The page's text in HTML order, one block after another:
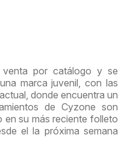
por catálogo y se
marca juvenil, con las
donde encuentra un
de Cyzone son
en su más reciente folleto
el la próxima semana